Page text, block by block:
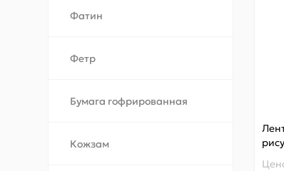
Фатин
Фетр
Бумага гофрированная
Кожзам